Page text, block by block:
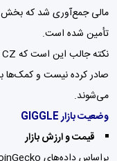
تأمین شده است.
می‌شوند.
وضعیت بازار GIGGLE
قیمت و ارزش بازار